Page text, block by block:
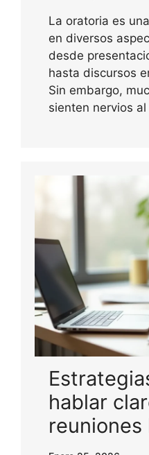
La oratoria es
en diversos
desde
hasta discursos
Sin embargo,
sienten nervios
hablar
reuniones